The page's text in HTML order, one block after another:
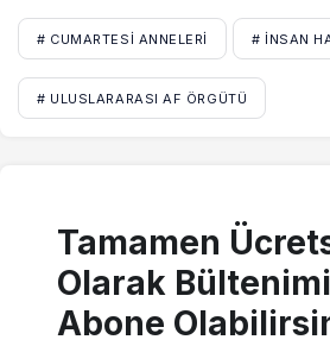
# CUMARTESI ANNELERI # İNSAN
# ULUSLARARASI AF ÖRGÜTÜ
Tamamen
Olarak
Abone